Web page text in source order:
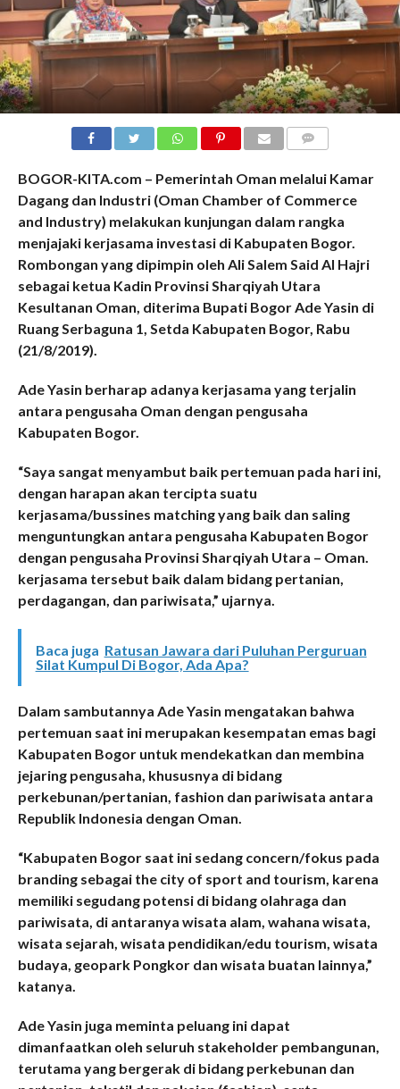
BOGOR-KITA.com – Pemerintah Oman melalui Kamar
Dagang dan Industri (Oman Chamber of Commerce
and Industry) melakukan kunjungan dalam rangka
menjajaki kerjasama investasi di Kabupaten Bogor.
Rombongan yang dipimpin oleh Ali Salem Said Al Hajri
sebagai ketua Kadin Provinsi Sharqiyah Utara
Kesultanan Oman, diterima Bupati Bogor Ade Yasin di
Ruang Serbaguna 1, Setda Kabupaten Bogor, Rabu
(21/8/2019).
Ade Yasin berharap adanya kerjasama yang terjalin
antara pengusaha Oman dengan pengusaha
Kabupaten Bogor.
“Saya sangat menyambut baik pertemuan pada hari ini,
dengan harapan akan tercipta suatu
kerjasama/bussines matching yang baik dan saling
menguntungkan antara pengusaha Kabupaten Bogor
dengan pengusaha Provinsi Sharqiyah Utara – Oman.
kerjasama tersebut baik dalam bidang pertanian,
perdagangan, dan pariwisata,” ujarnya.
Baca juga Ratusan Jawara dari Puluhan Perguruan
Silat Kumpul Di Bogor, Ada Apa?
Dalam sambutannya Ade Yasin mengatakan bahwa
pertemuan saat ini merupakan kesempatan emas bagi
Kabupaten Bogor untuk mendekatkan dan membina
jejaring pengusaha, khususnya di bidang
perkebunan/pertanian, fashion dan pariwisata antara
Republik Indonesia dengan Oman.
“Kabupaten Bogor saat ini sedang concern/fokus pada
branding sebagai the city of sport and tourism, karena
memiliki segudang potensi di bidang olahraga dan
pariwisata, di antaranya wisata alam, wahana wisata,
wisata sejarah, wisata pendidikan/edu tourism, wisata
budaya, geopark Pongkor dan wisata buatan lainnya,”
katanya.
Ade Yasin juga meminta peluang ini dapat
dimanfaatkan oleh seluruh stakeholder pembangunan,
terutama yang bergerak di bidang perkebunan dan